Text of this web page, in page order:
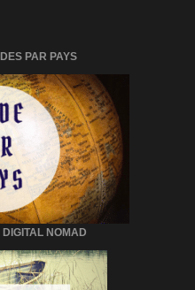
PAR PAYS
NOMAD